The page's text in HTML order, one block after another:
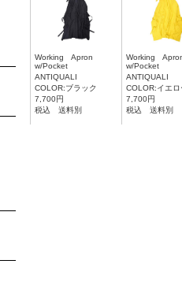
Working Apron
w/Pocket
ANTIQUALI
COLOR:ブラック
7,700円
税込 送料別
Working
w/Pocket
ANTIQUALI
COLOR:イエロ
7,700円
税込 送料別